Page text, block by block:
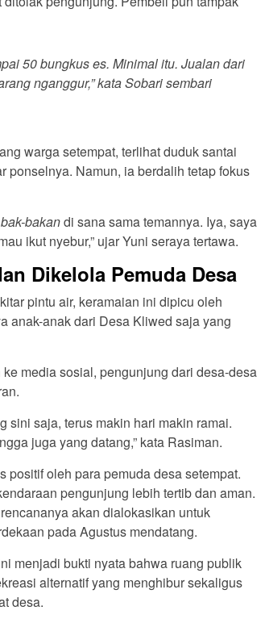
50 bungkus es. Minimal itu. Jualan dari
nganggur,” kata Sobari sembari
warga setempat, terlihat duduk santai
ponselnya. Namun, ia berdalih tetap fokus
bak-bakandi sana sama temannya. Iya, saya
ikut nyebur,” ujar Yuni seraya tertawa.
Dikelola Pemuda Desa
pintu air, keramaian ini dipicu oleh
anak-anak dari Desa Kliwed saja yang
media sosial, pengunjung dari desa-desa
sini saja, terus makin hari makin ramai.
juga yang datang,” kata Rasiman.
oleh para pemuda desa setempat.
pengunjung lebih tertib dan aman.
akan dialokasikan untuk
pada Agustus mendatang.
menjadi bukti nyata bahwa ruang publik
alternatif yang menghibur sekaligus
desa.